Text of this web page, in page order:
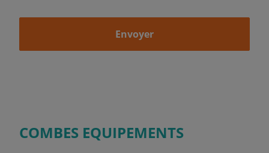
Envoyer
COMBES EQUIPEMENTS